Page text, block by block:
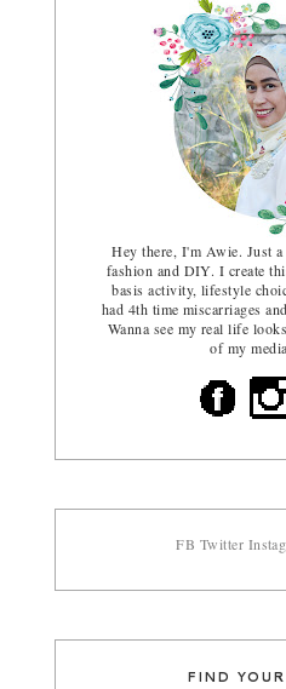
Hey there, I'm Awie. Just
fashion and DIY. I create
basis activity, lifestyle
had 4th time miscarriages
Wanna see my real life
of my
FB Twitter
FIND